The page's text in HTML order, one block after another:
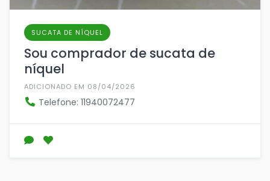
SUCATA DE NÍQUEL
Sou comprador de sucata de
níquel
ADICIONADO EM 08/04/2026
Telefone: 11940072477